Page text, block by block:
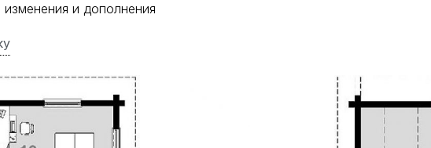
и дополнения